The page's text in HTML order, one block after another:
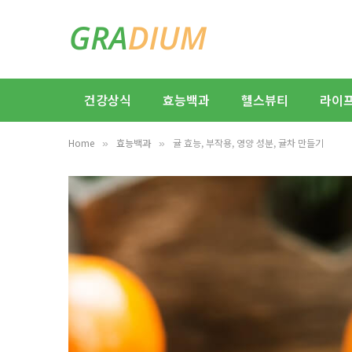
건강상식 효능백과 헬스뷰티 라이
Home » 효능백과 » 귤 효능, 부작용, 영양 성분, 귤차 만들기